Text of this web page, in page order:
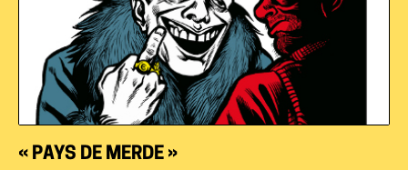
« PAYS DE MERDE »